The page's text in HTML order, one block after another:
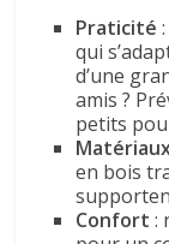
Praticité
qui
d’une
amis ?
petits
en bois
Confort :